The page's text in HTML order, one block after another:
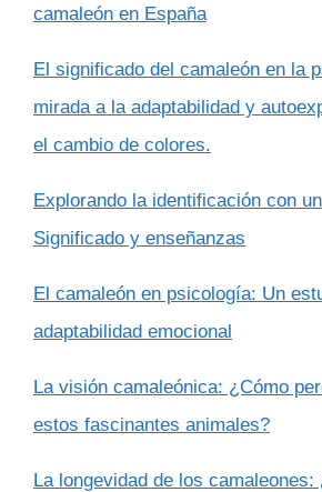
camaleón en España
El significado del camaleón en la
mirada a la adaptabilidad y
el cambio de colores.
Explorando la identificación con
Significado y enseñanzas
El camaleón en psicología: Un
adaptabilidad emocional
La visión camaleónica: ¿Cómo
estos fascinantes animales?
La longevidad de los camaleones: